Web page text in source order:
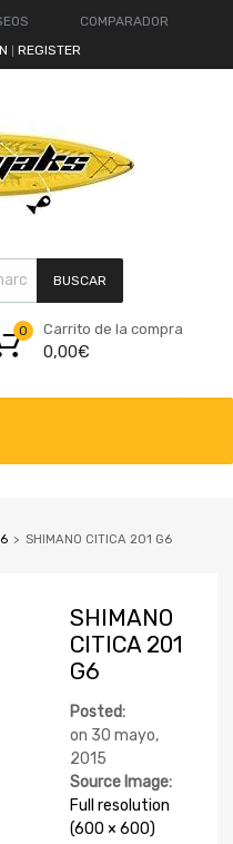
COMPARADOR
REGISTER
BUSCAR
Carrito de la compra
0,00€
0
> SHIMANO CITICA 201 G6
SHIMANO
CITICA 201
G6
Posted:
on 30 mayo,
2015
Source Image:
Full resolution
(600 × 600)